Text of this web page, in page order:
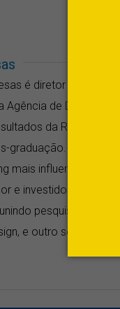
é diretor da
Agência de Design
da RD
graduação. Foi
mais influentes do
e investidor anjo,
pesquisa
e outro seis anos,